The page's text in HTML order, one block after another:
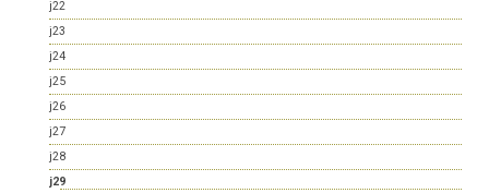
j22
j23
j24
j25
j26
j27
j28
j29